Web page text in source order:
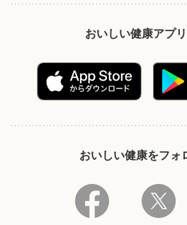
おいしい健康アプ
おいしい健康をフォ